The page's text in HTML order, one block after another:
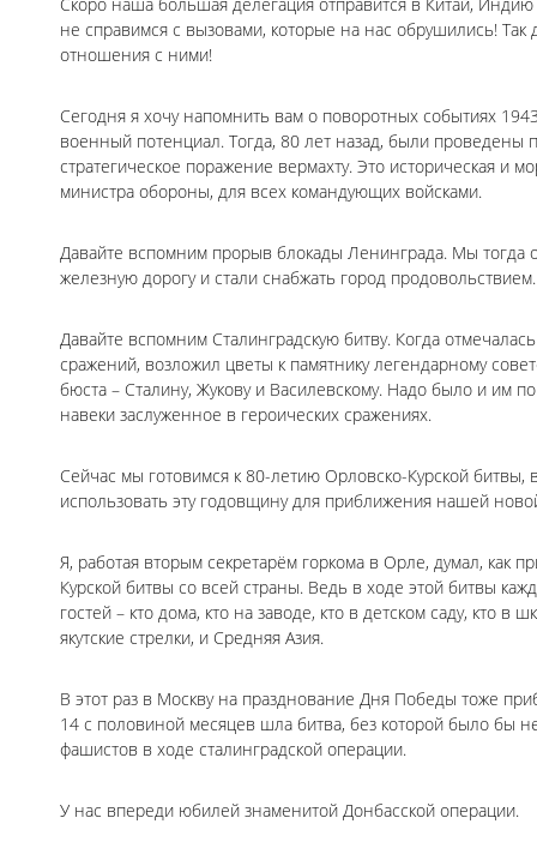
не справимся с вызовами, которые на нас обрушились!
отношения с ними!
Сегодня я хочу напомнить вам о поворотных событиях
военный потенциал. Тогда, 80 лет назад, были проведены
стратегическое поражение вермахту. Это историческая
министра обороны, для всех командующих войсками.
Давайте вспомним прорыв блокады Ленинграда. Мы тогда
железную дорогу и стали снабжать город продовольствием.
Давайте вспомним Сталинградскую битву. Когда
сражений, возложил цветы к памятнику легендарному
бюста – Сталину, Жукову и Василевскому. Надо было и им
навеки заслуженное в героических сражениях.
Сейчас мы готовимся к 80-летию Орловско-Курской
использовать эту годовщину для приближения нашей
Я, работая вторым секретарём горкома в Орле, думал, как
Курской битвы со всей страны. Ведь в ходе этой битвы
гостей – кто дома, кто на заводе, кто в детском саду, кто
якутские стрелки, и Средняя Азия.
В этот раз в Москву на празднование Дня Победы тоже
14 с половиной месяцев шла битва, без которой было бы
фашистов в ходе сталинградской операции.
У нас впереди юбилей знаменитой Донбасской операции.